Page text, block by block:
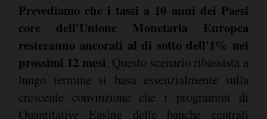
Prevediamo che i tassi a 10 anni dei Paesi
core dell'Unione Monetaria Europea
resteranno ancorati al di sotto dell'1% nei
prossimi 12 mesi. Questo scenario ribassista a
lungo termine si basa essenzialmente sulla
crescente convinzione che i programmi di
Quantitative Easing delle banche centrali